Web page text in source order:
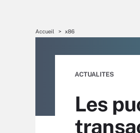
Accueil x86
ACTUALITES
Les